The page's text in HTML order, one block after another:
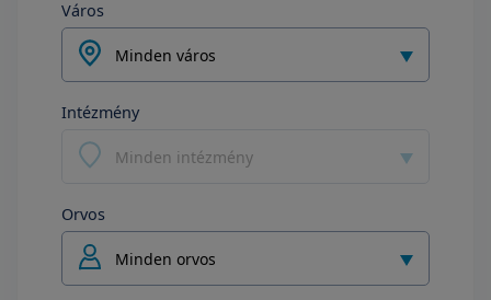
Város
Minden város
Intézmény
Minden intézmény
Orvos
Minden orvos